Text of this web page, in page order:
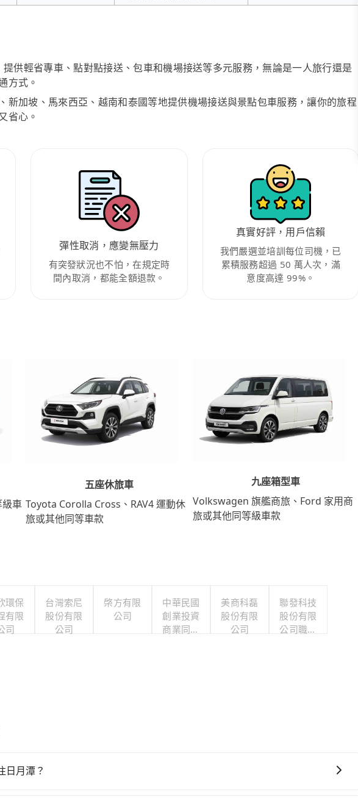
供輕省專車、點對點接送、包車和機場接送等多元服務，無論是一人旅行還是
方式。
新加坡、馬來西亞、越南和泰國等地提供機場接送與景點包車服務，讓你的旅程
省心。
彈性取消，應變無壓力
有突發狀況也不怕，在規定時
間內取消，都能全額退款。
真實好評，用戶信賴
我們嚴選並培訓每位司機，已
累積服務超過 50 萬人次，滿
意度高達 99%。
車
五座休旅車
Toyota Corolla Cross、RAV4 運動休
旅或其他同等車款
九座箱型車
Volkswagen 旗艦商旅、Ford 家用商
旅或其他同等級車款
環保
有限
司
台灣索尼
股份有限
公司
棨方有限
公司
中華民國
創業投資
商業同業
美商科磊
股份有限
公司
聯發科技
股份有限
公司職工
日月潭？